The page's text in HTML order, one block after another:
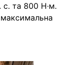
с. та 800 Н∙м.